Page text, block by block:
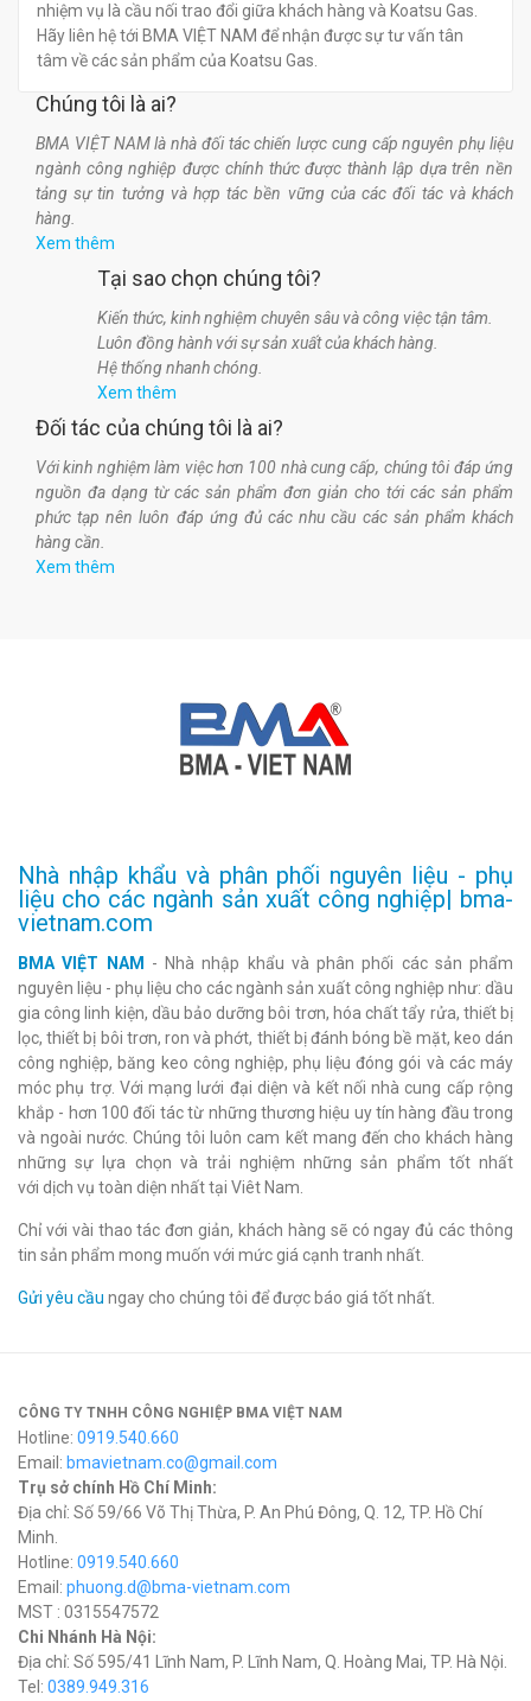
nhiệm vụ là cầu nối trao đổi giữa khách hàng và Koatsu Gas.
Hãy liên hệ tới BMA VIỆT NAM để nhận được sự tư vấn tân
tâm về các sản phẩm của Koatsu Gas.
Chúng tôi là ai?
BMA VIỆT NAM là nhà đối tác chiến lược cung cấp nguyên phụ liệu
ngành công nghiệp được chính thức được thành lập dựa trên nền
tảng sự tin tưởng và hợp tác bền vững của các đối tác và khách
hàng.
Xem thêm
Tại sao chọn chúng tôi?
Kiến thức, kinh nghiệm chuyên sâu và công việc tận tâm.
Luôn đồng hành với sự sản xuất của khách hàng.
Hệ thống nhanh chóng.
Xem thêm
Đối tác của chúng tôi là ai?
Với kinh nghiệm làm việc hơn 100 nhà cung cấp, chúng tôi đáp ứng
nguồn đa dạng từ các sản phẩm đơn giản cho tới các sản phẩm
phức tạp nên luôn đáp ứng đủ các nhu cầu các sản phẩm khách
hàng cần.
Xem thêm
Nhà nhập khẩu và phân phối nguyên liệu - phụ
liệu cho các ngành sản xuất công nghiệp| bma-
vietnam.com
BMA VIỆT NAM
- Nhà nhập khẩu và phân phối các sản phẩm
nguyên liệu - phụ liệu cho các ngành sản xuất công nghiệp như: dầu
gia công linh kiện, dầu bảo dưỡng bôi trơn, hóa chất tẩy rửa, thiết bị
lọc, thiết bị bôi trơn, ron và phớt, thiết bị đánh bóng bề mặt, keo dán
công nghiệp, băng keo công nghiệp, phụ liệu đóng gói và các máy
móc phụ trợ. Với mạng lưới đại diện và kết nối nhà cung cấp rộng
khắp - hơn 100 đối tác từ những thương hiệu uy tín hàng đầu trong
và ngoài nước. Chúng tôi luôn cam kết mang đến cho khách hàng
những sự lựa chọn và trải nghiệm những sản phẩm tốt nhất
với dịch vụ toàn diện nhất tại Viêt Nam.
Chỉ với vài thao tác đơn giản, khách hàng sẽ có ngay đủ các thông
tin sản phẩm mong muốn với mức giá cạnh tranh nhất.
Gửi yêu cầu ngay cho chúng tôi để được báo giá tốt nhất.
CÔNG TY TNHH CÔNG NGHIỆP BMA VIỆT NAM
Hotline: 0919.540.660
Email: bmavietnam.co@gmail.com
Trụ sở chính Hồ Chí Minh:
Địa chỉ: Số 59/66 Võ Thị Thừa, P. An Phú Đông, Q. 12, TP. Hồ Chí
Minh.
Hotline: 0919.540.660
Email: phuong.d@bma-vietnam.com
MST : 0315547572
Chi Nhánh Hà Nội:
Địa chỉ: Số 595/41 Lĩnh Nam, P. Lĩnh Nam, Q. Hoàng Mai, TP. Hà Nội.
Tel: 0389.949.316